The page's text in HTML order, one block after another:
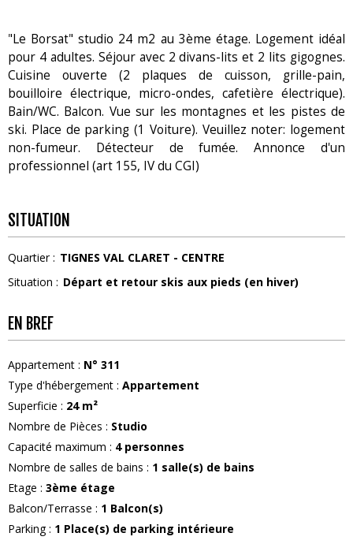
"Le Borsat" studio 24 m2 au 3ème étage. Logement idéal
pour 4 adultes. Séjour avec 2 divans-lits et 2 lits gigognes.
Cuisine ouverte (2 plaques de cuisson, grille-pain,
bouilloire électrique, micro-ondes, cafetière électrique).
Bain/WC. Balcon. Vue sur les montagnes et les pistes de
ski. Place de parking (1 Voiture). Veuillez noter: logement
non-fumeur. Détecteur de fumée. Annonce d'un
professionnel (art 155, IV du CGI)
SITUATION
Quartier : TIGNES VAL CLARET - CENTRE
Situation : Départ et retour skis aux pieds (en hiver)
EN BREF
Appartement : N° 311
Type d'hébergement : Appartement
Superficie : 24 m²
Nombre de Pièces : Studio
Capacité maximum : 4 personnes
Nombre de salles de bains : 1 salle(s) de bains
Etage : 3ème étage
Balcon/Terrasse : 1 Balcon(s)
Parking: 1 Place(s) de parking intérieure